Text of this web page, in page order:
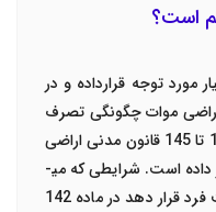
است؟
مورد توجه قرارداده و در
موات چگونگی تصرف
بر آن را نیز بیان کرده است. مواد 140 تا 145 قانون مدنی اراضی
موات را به طور کامل مورد بررسی قرار داده است. شرایطی که می­
تواند یک زمین موات را تحت مالکیت فرد قرار دهد در ماده 142